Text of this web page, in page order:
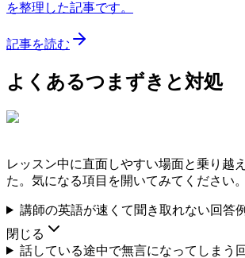
を整理した記事です。
記事を読む
よくあるつまずきと対処
レッスン中に直面しやすい場面と乗り越
た。気になる項目を開いてみてください。
講師の英語が速くて聞き取れない回答
閉じる
話している途中で無言になってしまう